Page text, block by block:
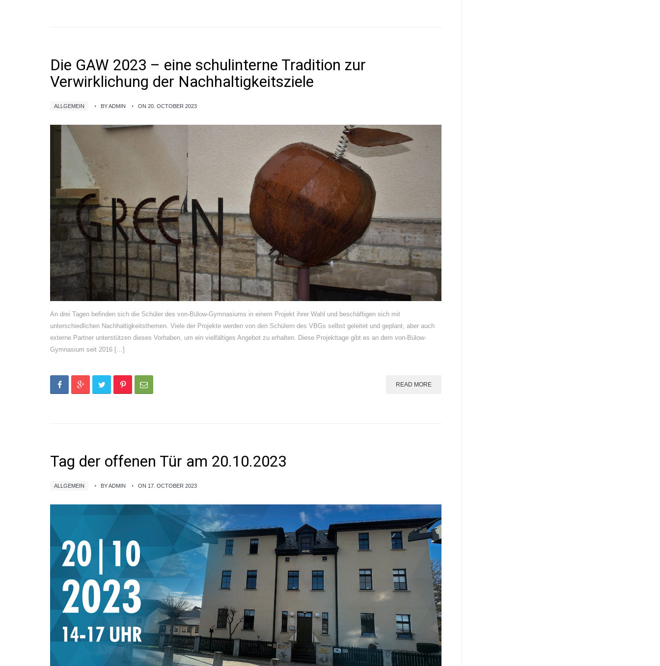
Die GAW 2023 – eine schulinterne Tradition zur
Verwirklichung der Nachhaltigkeitsziele
ALLGEMEIN BY ADMIN ON 20. OCTOBER 2023
An drei Tagen befinden sich die Schüler des von-Bülow-Gymnasiums in einem Projekt ihrer Wahl und beschäftigen sich mit
unterschiedlichen Nachhaltigkeitsthemen. Viele der Projekte werden von den Schülern des VBGs selbst geleitet und geplant, aber auch
externe Partner unterstützen dieses Vorhaben, um ein vielfältiges Angebot zu erhalten. Diese Projekttage gibt es an dem von-Bülow-
Gymnasium seit 2016 […]
READ MORE
Tag der offenen Tür am 20.10.2023
ALLGEMEIN BY ADMIN ON 17. OCTOBER 2023